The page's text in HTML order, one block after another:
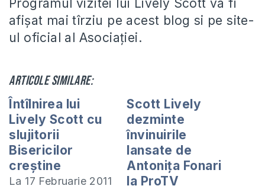
Programul vizitei lui Lively Scott va fi
afişat mai tîrziu pe acest blog si pe site-
ul oficial al Asociaţiei.
Articole similare:
Întîlnirea lui
Lively Scott cu
slujitorii
Bisericilor
creştine
La 17 Februarie 2011
Scott Lively
dezminte
învinuirile
lansate de
Antoniţa Fonari
la ProTV